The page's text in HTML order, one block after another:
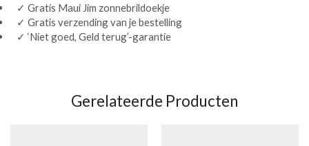
✓ Gratis Maui Jim zonnebrildoekje
✓ Gratis verzending van je bestelling
✓ ‘Niet goed, Geld terug’-garantie
Gerelateerde Producten